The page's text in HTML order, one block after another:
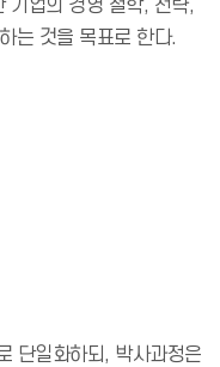
기업의 경영 철학, 전략,
는 것을 목표로 한다.
단일화하되, 박사과정은